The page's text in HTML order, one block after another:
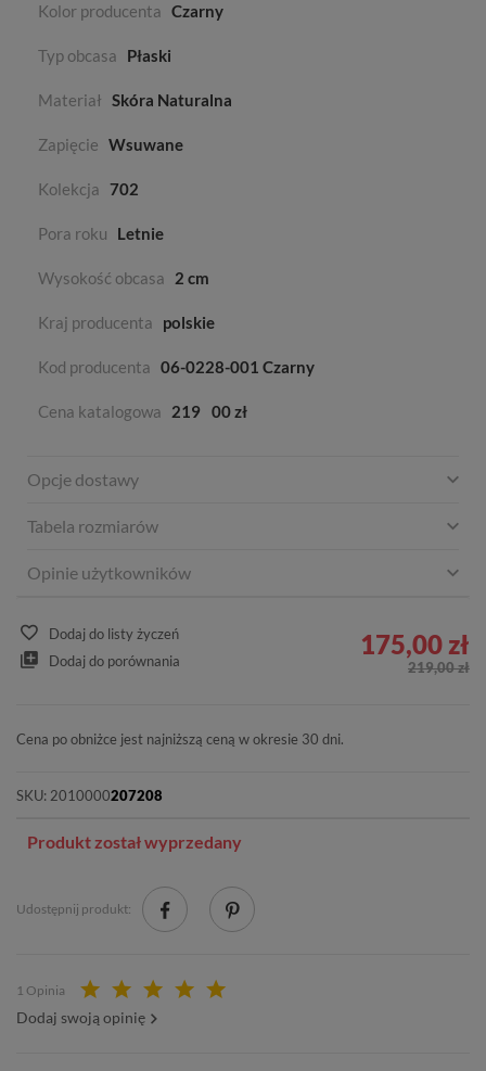
Kolor producenta Czarny
Typ obcasa Płaski
Materiał Skóra Naturalna
Zapięcie Wsuwane
Kolekcja 702
Pora roku Letnie
Wysokość obcasa 2 cm
Kraj producenta polskie
Kod producenta 06-0228-001 Czarny
Cena katalogowa 219 00 zł
Opcje dostawy
Tabela rozmiarów
Opinie użytkowników
Dodaj do listy życzeń
Dodaj do porównania
175,00 zł
219,00 zł
Cena po obniżce jest najniższą ceną w okresie 30 dni.
SKU: 2010000207208
Produkt został wyprzedany
Udostępnij produkt:
1 Opinia
Dodaj swoją opinię